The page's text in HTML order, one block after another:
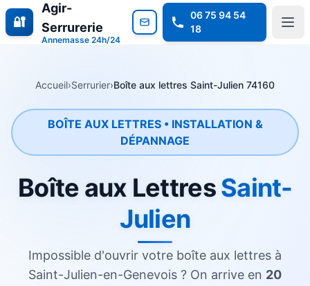
🔐
Agir-
Serrurerie
Annemasse 24h/24
06 75 94 54
18
Accueil›Serrurier›Boîte aux lettres Saint-Julien 74160
BOÎTE AUX LETTRES • INSTALLATION &
DÉPANNAGE
Boîte aux LettresSaint-
Julien
Impossible d'ouvrir votre boîte aux lettres à
Saint-Julien-en-Genevois ? On arrive en 20